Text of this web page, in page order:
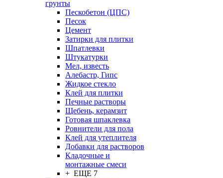
грунты
Пескобетон (ЦПС)
Песок
Цемент
Затирки для плитки
Шпатлевки
Штукатурки
Мел, известь
Алебастр, Гипс
Жидкое стекло
Клей для плитки
Печные растворы
Щебень, керамзит
Готовая шпаклевка
Ровнители для пола
Клей для утеплителя
Добавки для растворов
Кладочные и
монтажные смеси
+ ЕЩЕ 7